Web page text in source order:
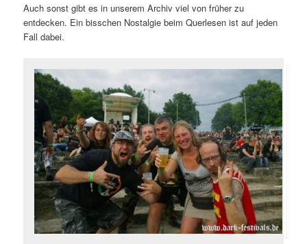
Auch sonst gibt es in unserem Archiv viel von früher zu
entdecken. Ein bisschen Nostalgie beim Querlesen ist auf jeden
Fall dabei.